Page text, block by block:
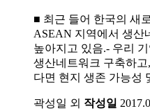
■ 최근 들어 한국의 새
ASEAN 지역에서 생산
높아지고 있음.- 우리
생산네트워크 구축하
다면 현지 생존 가능성
곽성일 외 작성일